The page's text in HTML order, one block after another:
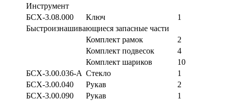
Инструмент
БСХ-3.08.000
Ключ
1
Быстроизнашивающиеся запасные части
Комплект рамок
2
Комплект подвесок
4
Комплект шариков
10
БСХ-3.00.036-А Стекло
1
БСХ-3.00.040
Рукав
2
БСХ-3.00.090
Рукав 1